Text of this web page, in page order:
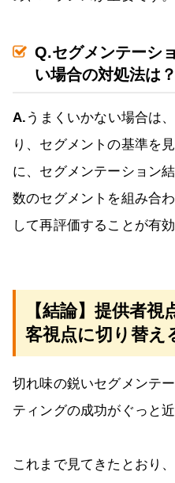
Q.セグメンテーシ
い場合の対処法は？
A. うまくいかない場合は
り、セグメントの基準を
に、セグメンテーション
数のセグメントを組み合
して再評価することが有効
【結論】提供者
客視点に切り替え
切れ味の鋭いセグメンテ
ティングの成功がぐっと近
これまで見てきたとおり